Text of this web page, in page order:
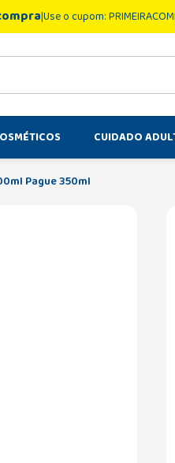
Use o cupom:
CUIDADO
Pague 350ml